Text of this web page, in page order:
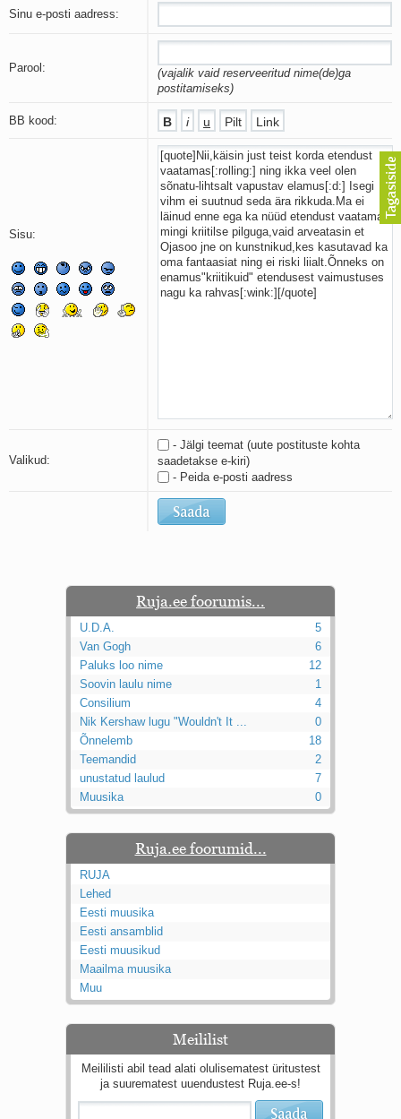
Ih-ih-hii ja ah-ah-haa
Päikeselapsed
Laul võimalusest
Nii vaikseks kõik on jäänud
Mis saab sellest loomusevalust
Avanemine
Põhi, lõuna, ida, lääs
Elupõline kaja
Perekondlik
Kassimäng
Läänemere lained
Üle müüri
Valgusemaastikud
Sinu e-posti aadress:
Parool:
(vajalik vaid reserveeritud nime(de)ga
postitamiseks)
BB kood:
Sisu:
Valikud:
- Jälgi teemat (uute postituste kohta
saadetakse e-kiri)
- Peida e-posti aadress
Ruja.ee foorumis...
U.D.A.
5
Van Gogh
6
Paluks loo nime
12
Soovin laulu nime
1
Consilium
4
Nik Kershaw lugu "Wouldn't It ...
0
Õnnelemb
18
Teemandid
2
unustatud laulud
7
Muusika
0
Ruja.ee foorumid...
RUJA
Lehed
Eesti muusika
Eesti ansamblid
Eesti muusikud
Maailma muusika
Muu
Meililist
Meililisti abil tead alati olulisematest üritustest
ja suurematest uuendustest Ruja.ee-s!